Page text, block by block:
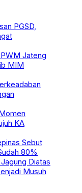
PGSD,
Jateng
MIM
KA
Sebut
80%
Diatas
Musuh